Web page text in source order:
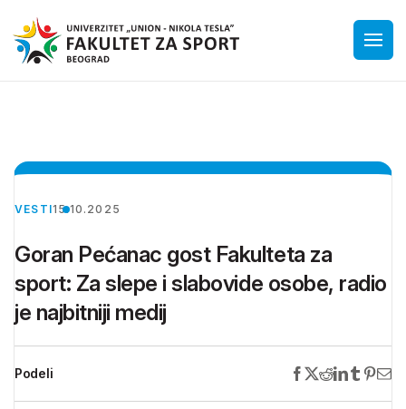
VESTI15.10.2025
Goran Pećanac gost Fakulteta za
sport: Za slepe i slabovide osobe, radio
je najbitniji medij
Podeli